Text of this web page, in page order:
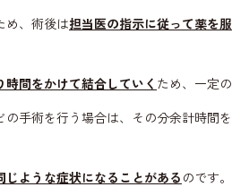
め、術後は担当医の指示に従って薬を服
間をかけて結合していく ため、一定の
手術を行う場合は、その分余計時間を
じような症状になることがある のです。